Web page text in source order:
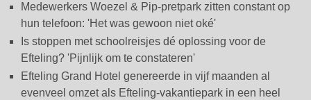
Medewerkers Woezel & Pip-pretpark zitten constant op
hun telefoon: 'Het was gewoon niet oké'
Is stoppen met schoolreisjes dé oplossing voor de
Efteling? 'Pijnlijk om te constateren'
Efteling Grand Hotel genereerde in vijf maanden al
evenveel omzet als Efteling-vakantiepark in een heel